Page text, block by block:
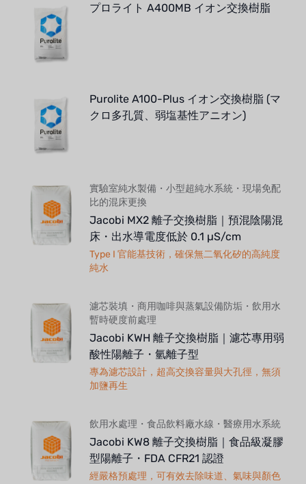
プロライト A400MB イオン交換樹脂
Purolite A100-Plus イオン交換樹脂 (マ
クロ多孔質、弱塩基性アニオン)
實驗室純水製備・小型超純水系統・現場免配
比的混床更換
Jacobi MX2 離子交換樹脂｜預混陰陽混
床・出水導電度低於 0.1 µS/cm
Type I 官能基技術，確保無二氧化矽的高純度
純水
濾芯裝填・商用咖啡與蒸氣設備防垢・飲用水
暫時硬度前處理
Jacobi KWH 離子交換樹脂｜濾芯專用弱
酸性陽離子・氫離子型
專為濾芯設計，超高交換容量與大孔徑，無須
加鹽再生
飲用水處理・食品飲料廠水線・醫療用水系統
Jacobi KW8 離子交換樹脂｜食品級凝膠
型陽離子・FDA CFR21 認證
經嚴格預處理，可有效去除味道、氣味與顏色